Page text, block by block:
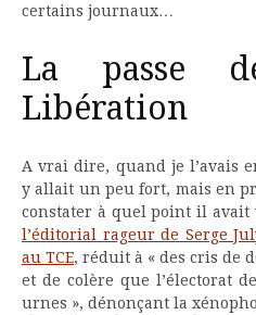
certains journaux…
La passe
Libération
A vrai dire, quand je l’avais
y allait un peu fort, mais en
constater à quel point il avait
l’éditorial rageur de Serge
au TCE, réduit à « des cris de
et de colère que l’électorat
urnes », dénonçant la